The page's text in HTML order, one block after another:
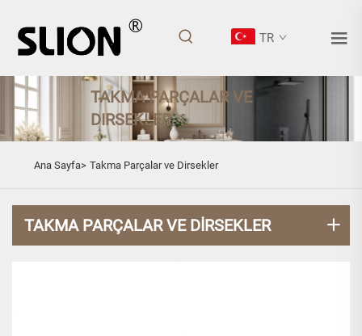
TR
TAKMA PARÇALAR VE
DIRSEKLER
Ana Sayfa> Takma Parçalar ve Dirsekler
TAKMA PARÇALAR VE DIRSEKLER